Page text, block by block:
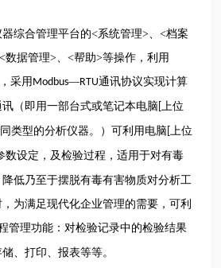
综合管理平台的<系统管理>、<档案
数据管理>、<帮助>等操作，利用
采用 Modbus—RTU通讯协议实现计算
（即用一部台式或笔记本电脑 [ 上位
类型的分析仪器。）可利用电脑 [ 上位
数设定，及检验过程，适用于对有毒
低乃至于摆脱有毒有害物质对分析工
为满足现代化企业管理的需要，可利
管理功能：对检验记录中的检验结果
、打印、报表等等。